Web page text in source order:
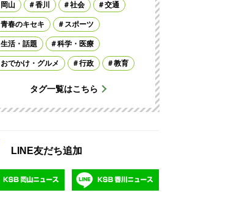
岡山 香川 社会 交通
青春のキセキ スポーツ
生活・話題 科学・医療
おでかけ・グルメ 行政 教育
タグ一覧はこちら
LINE友だち追加